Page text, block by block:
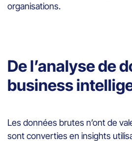
organisations.
De l’analyse de
business
Les données brutes n’ont de
sont converties en insights